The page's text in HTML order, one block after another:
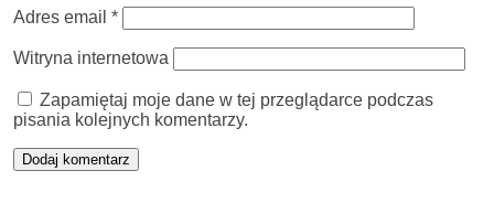
Adres email *
Witryna internetowa
Zapamiętaj moje dane w tej przeglądarce podczas
pisania kolejnych komentarzy.